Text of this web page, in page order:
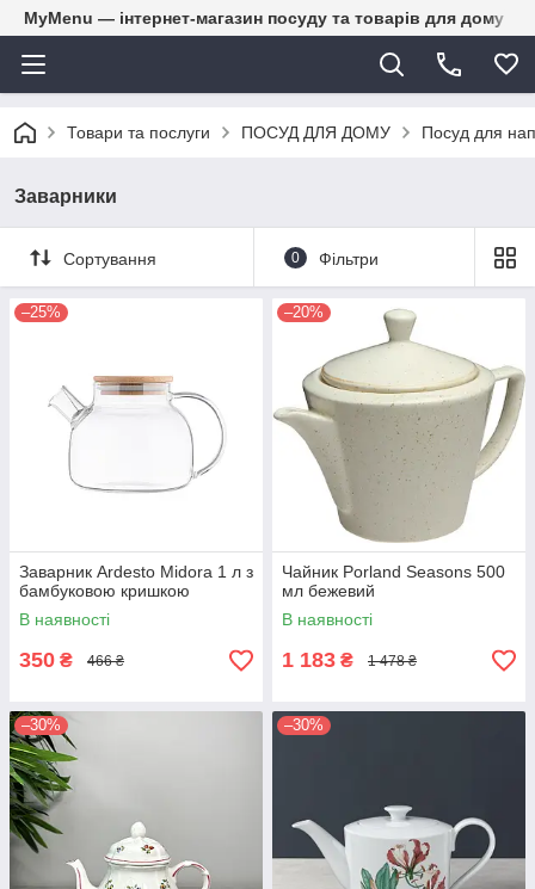
MyMenu — інтернет-магазин посуду та товарів для дому
Товари та послуги ПОСУД ДЛЯ ДОМУ Посуд для
Заварники
Сортування 0 Фільтри
–25%
Заварник Ardesto Midora 1 л з
бамбуковою кришкою
В наявності
350 ₴ 466 ₴
–20%
Чайник Porland Seasons 500
мл бежевий
В наявності
1 183 ₴ 1 478 ₴
–30% –30%